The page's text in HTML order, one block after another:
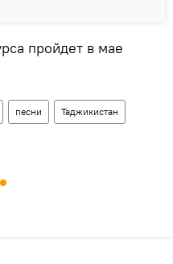
пройдет в мае
песни Таджикистан